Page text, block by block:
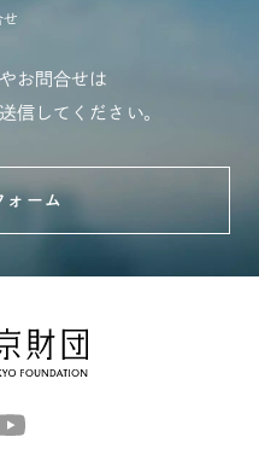
せ
お問合せは
信してください。
ォーム